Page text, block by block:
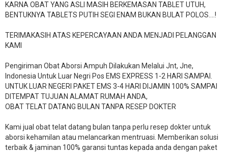
KARNA OBAT YANG ASLI MASIH BERKEMASAN TABLET UTUH,
BENTUKNYA TABLETS PUTIH SEGI ENAM BUKAN BULAT POLOS….!
TERIMAKASIH ATAS KEPERCAYAAN ANDA MENJADI PELANGGAN
KAMI
Pengiriman Obat Aborsi Ampuh Dilakukan Melalui Jnt, Jne,
Indonesia Untuk Luar Negri Pos EMS EXPRESS 1-2 HARI SAMPAI.
UNTUK LUAR NEGERI PAKET EMS 3-4 HARI DIJAMIN 100% SAMPAI
DITEMPAT TUJUAN ALAMAT RUMAH ANDA,
OBAT TELAT DATANG BULAN TANPA RESEP DOKTER
Kami jual obat telat datang bulan tanpa perlu resep dokter untuk
aborsi kehamilan atau melancarkan mentruasi. Memberikan solusi
terbaik & jaminan 100% garansi tuntas kepada anda dengan paket